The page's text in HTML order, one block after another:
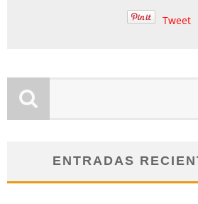
Tweet
ENTRADAS